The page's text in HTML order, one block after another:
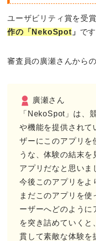
ユーザビリティ賞を受
作の「NekoSpot 」 です
審査員の廣瀬さんから
廣瀬さん
「NekoSpot」は、
や機能を提供されて
ザーにこのアプリを
うな、体験の結末
アプリだなと思いま
今後このアプリをよ
まだこのアプリを
ーザーへどのように
を突き詰めていくと
貫して素敵な体験を